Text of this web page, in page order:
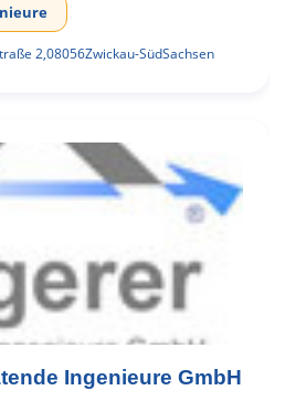
2,08056Zwickau-SüdSachsen
Ingenieure GmbH